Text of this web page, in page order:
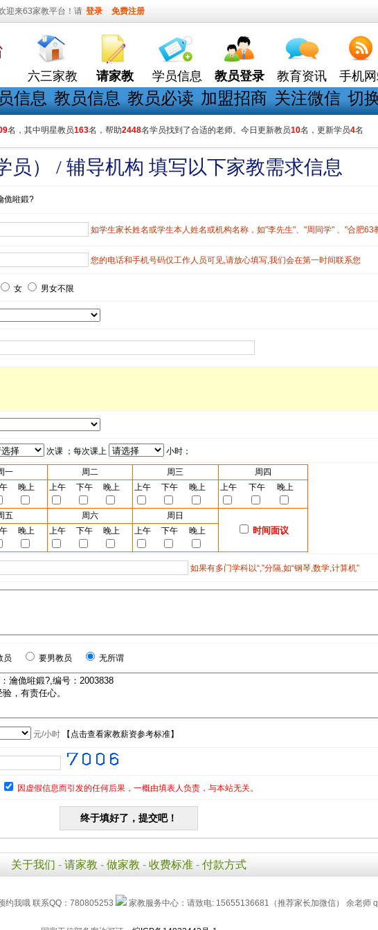
迎来63家教平台！请 登录 免费注册
六三家教 请家教 学员信息 教员登录 教育资讯 手机
信息 教员信息 教员必读 加盟招商 关注微信 切
名，其中明星教员163名，帮助2448名学员找到了合适的老师。今日更新教员10名，更新学员4名
员） / 辅导机构 填写以下家教需求信息
佹暀鍛?
如学生家长姓名或学生本人姓名或机构名称，如"李先生"、"周同学" 、"合肥63
您的电话和手机号码仅工作人员可见,请放心填写,我们会在第一时间联系您
女 男女不限
次课 ；每次课上 小时；
一 周二 周三
周四
晚上 上午 下午 晚上 上午 下午 晚上 上午 下午 晚上
五 周六 周日
时间面议
晚上 上午 下午 晚上 上午 下午 晚上
如果有多门学科以“,”分隔,如“钢琴,数学,计算机”
员 要男教员 无所谓
元/小时【 点击查看家教薪资参考标准】
因虚假信息而引发的任何后果，一概由填表人负责，与本站无关。
关于我们 - 请家教 - 做家教 - 收费标准 - 付款方式
约我哦 联系QQ：780805253 家教服务中心：请致电: 15655136681（推荐家长加微信） 余老师